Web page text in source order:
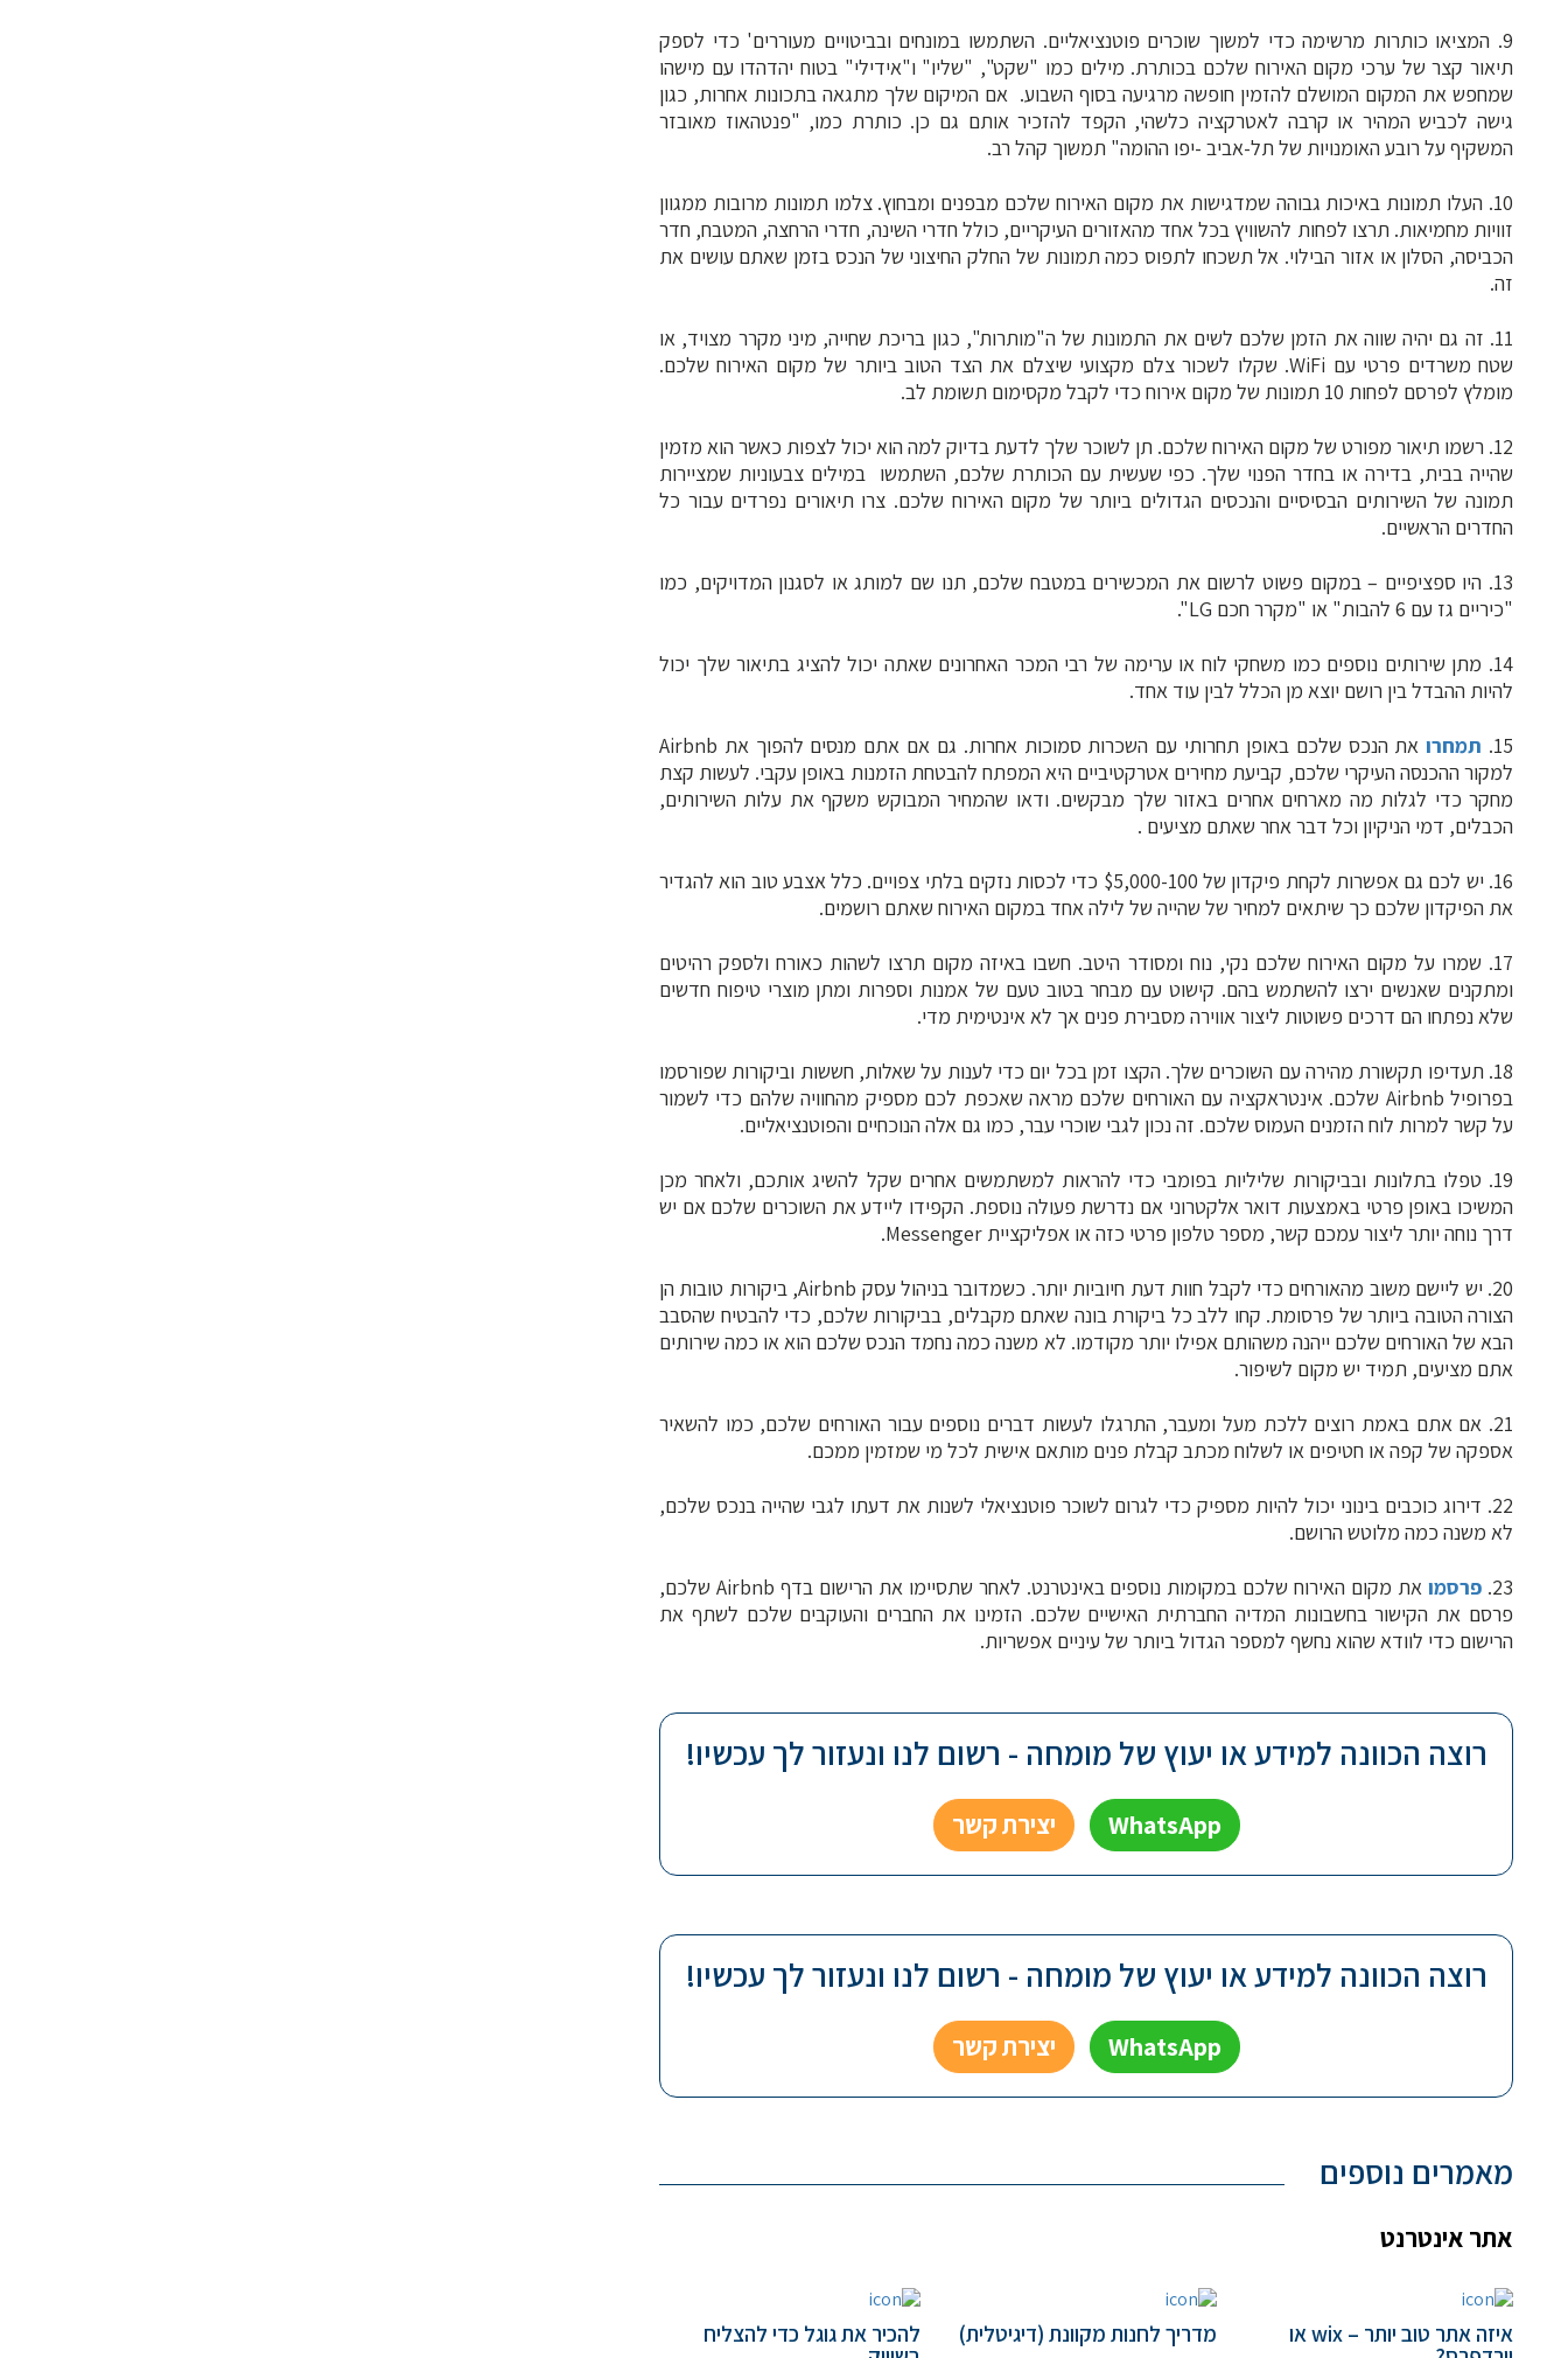
9. המציאו כותרות מרשימה כדי למשוך שוכרים פוטנציאליים. השתמשו במונחים ובביטויים מעוררים' כדי לספק
תיאור קצר של ערכי מקום האירוח שלכם בכותרת. מילים כמו "שקט", "שליו" ו"אידילי" בטוח יהדהדו עם מישהו
שמחפש את המקום המושלם להזמין חופשה מרגיעה בסוף השבוע. אם המיקום שלך מתגאה בתכונות אחרות, כגון
גישה לכביש המהיר או קרבה לאטרקציה כלשהי, הקפד להזכיר אותם גם כן. כותרת כמו, "פנטהאוז מאובזר
המשקיף על רובע האומנויות של תל-אביב -יפו ההומה" תמשוך קהל רב.
10. העלו תמונות באיכות גבוהה שמדגישות את מקום האירוח שלכם מבפנים ומבחוץ. צלמו תמונות מרובות ממגוון
זוויות מחמיאות. תרצו לפחות להשוויץ בכל אחד מהאזורים העיקריים, כולל חדרי השינה, חדרי הרחצה, המטבח, חדר
הכביסה, הסלון או אזור הבילוי. אל תשכחו לתפוס כמה תמונות של החלק החיצוני של הנכס בזמן שאתם עושים את
זה.
11. זה גם יהיה שווה את הזמן שלכם לשים את התמונות של ה"מותרות", כגון בריכת שחייה, מיני מקרר מצויד, או
שטח משרדים פרטי עם WiFi. שקלו לשכור צלם מקצועי שיצלם את הצד הטוב ביותר של מקום האירוח שלכם.
מומלץ לפרסם לפחות 10 תמונות של מקום אירוח כדי לקבל מקסימום תשומת לב.
12. רשמו תיאור מפורט של מקום האירוח שלכם. תן לשוכר שלך לדעת בדיוק למה הוא יכול לצפות כאשר הוא מזמין
שהייה בבית, בדירה או בחדר הפנוי שלך. כפי שעשית עם הכותרת שלכם, השתמשו במילים צבעוניות שמציירות
תמונה של השירותים הבסיסיים והנכסים הגדולים ביותר של מקום האירוח שלכם. צרו תיאורים נפרדים עבור כל
החדרים הראשיים.
13. היו ספציפיים – במקום פשוט לרשום את המכשירים במטבח שלכם, תנו שם למותג או לסגנון המדויקים, כמו
"כיריים גז עם 6 להבות" או "מקרר חכם LG".
14. מתן שירותים נוספים כמו משחקי לוח או ערימה של רבי המכר האחרונים שאתה יכול להציג בתיאור שלך יכול
להיות ההבדל בין רושם יוצא מן הכלל לבין עוד אחד.
15. תמחרו
את הנכס שלכם באופן תחרותי עם השכרות סמוכות אחרות. גם אם אתם מנסים להפוך את Airbnb
למקור ההכנסה העיקרי שלכם, קביעת מחירים אטרקטיביים היא המפתח להבטחת הזמנות באופן עקבי. לעשות קצת
מחקר כדי לגלות מה מארחים אחרים באזור שלך מבקשים. ודאו שהמחיר המבוקש משקף את עלות השירותים,
הכבלים, דמי הניקיון וכל דבר אחר שאתם מציעים .
16. יש לכם גם אפשרות לקחת פיקדון של $5,000-100 כדי לכסות נזקים בלתי צפויים. כלל אצבע טוב הוא להגדיר
את הפיקדון שלכם כך שיתאים למחיר של שהייה של לילה אחד במקום האירוח שאתם רושמים.
17. שמרו על מקום האירוח שלכם נקי, נוח ומסודר היטב. חשבו באיזה מקום תרצו לשהות כאורח ולספק רהיטים
ומתקנים שאנשים ירצו להשתמש בהם. קישוט עם מבחר בטוב טעם של אמנות וספרות ומתן מוצרי טיפוח חדשים
שלא נפתחו הם דרכים פשוטות ליצור אווירה מסבירת פנים אך לא אינטימית מדי.
18. תעדיפו תקשורת מהירה עם השוכרים שלך. הקצו זמן בכל יום כדי לענות על שאלות, חששות וביקורות שפורסמו
בפרופיל Airbnb שלכם. אינטראקציה עם האורחים שלכם מראה שאכפת לכם מספיק מהחוויה שלהם כדי לשמור
על קשר למרות לוח הזמנים העמוס שלכם. זה נכון לגבי שוכרי עבר, כמו גם אלה הנוכחיים והפוטנציאליים.
19. טפלו בתלונות ובביקורות שליליות בפומבי כדי להראות למשתמשים אחרים שקל להשיג אותכם, ולאחר מכן
המשיכו באופן פרטי באמצעות דואר אלקטרוני אם נדרשת פעולה נוספת. הקפידו ליידע את השוכרים שלכם אם יש
דרך נוחה יותר ליצור עמכם קשר, מספר טלפון פרטי כזה או אפליקציית Messenger.
20. יש ליישם משוב מהאורחים כדי לקבל חוות דעת חיוביות יותר. כשמדובר בניהול עסק Airbnb, ביקורות טובות הן
הצורה הטובה ביותר של פרסומת. קחו ללב כל ביקורת בונה שאתם מקבלים, בביקורות שלכם, כדי להבטיח שהסבב
הבא של האורחים שלכם ייהנה משהותם אפילו יותר מקודמו. לא משנה כמה נחמד הנכס שלכם הוא או כמה שירותים
אתם מציעים, תמיד יש מקום לשיפור.
21. אם אתם באמת רוצים ללכת מעל ומעבר, התרגלו לעשות דברים נוספים עבור האורחים שלכם, כמו להשאיר
אספקה של קפה או חטיפים או לשלוח מכתב קבלת פנים מותאם אישית לכל מי שמזמין ממכם.
22. דירוג כוכבים בינוני יכול להיות מספיק כדי לגרום לשוכר פוטנציאלי לשנות את דעתו לגבי שהייה בנכס שלכם,
לא משנה כמה מלוטש הרושם.
23. פרסמו
את מקום האירוח שלכם במקומות נוספים באינטרנט. לאחר שתסיימו את הרישום בדף Airbnb שלכם,
פרסם את הקישור בחשבונות המדיה החברתית האישיים שלכם. הזמינו את החברים והעוקבים שלכם לשתף את
הרישום כדי לוודא שהוא נחשף למספר הגדול ביותר של עיניים אפשריות.
רוצה הכוונה למידע או יעוץ של מומחה - רשום לנו ונעזור לך עכשיו!
WhatsApp יצירת קשר
רוצה הכוונה למידע או יעוץ של מומחה - רשום לנו ונעזור לך עכשיו!
WhatsApp יצירת קשר
מאמרים נוספים
אתר אינטרנט
איזה אתר טוב יותר – wix או מדריך לחנות מקוונת (דיגיטלית) להכיר את גוגל כדי להצליח